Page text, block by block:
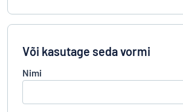
Või kasutage seda vormi
Nimi